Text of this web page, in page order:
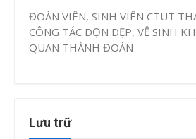
ĐOÀN VIÊN, SINH VIÊN CTUT
CÔNG TÁC DỌN DẸP, VỆ SINH
QUAN THÀNH ĐOÀN
Lưu trữ